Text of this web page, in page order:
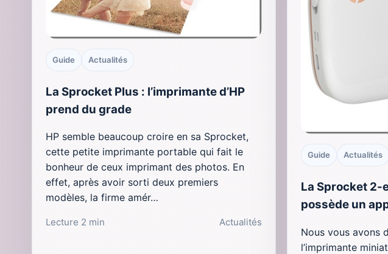
Guide Actualités
La Sprocket Plus : l’imprimante d’HP
prend du grade
HP semble beaucoup croire en sa Sprocket,
cette petite imprimante portable qui fait le
bonheur de ceux imprimant des photos. En
effet, après avoir sorti deux premiers
modèles, la firme amér…
Lecture 2 min Actualités
Guide Actualités
La Sprocket 2-
possède un
Nous vous avons
l’imprimante